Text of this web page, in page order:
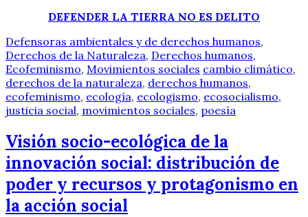
DEFENDER LA TIERRA NO ES DELITO
Defensoras ambientales y de derechos humanos,
Derechos de la Naturaleza, Derechos humanos,
Ecofeminismo, Movimientos sociales cambio climático,
derechos de la naturaleza, derechos humanos,
ecofeminismo, ecología, ecologismo, ecosocialismo,
justicia social, movimientos sociales, poesía
Visión socio-ecológica de la
innovación social: distribución de
poder y recursos y protagonismo en
la acción social